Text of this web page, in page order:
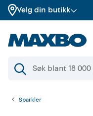
Velg din butikk
Sparkler